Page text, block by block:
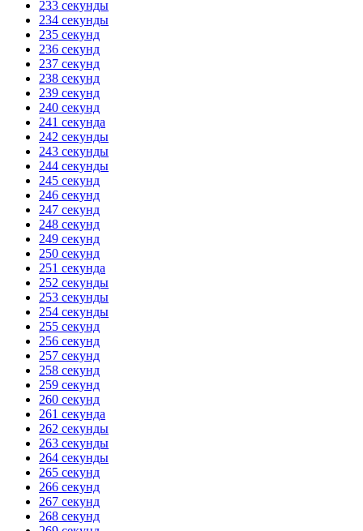
233 секунды
234 секунды
235 секунд
236 секунд
237 секунд
238 секунд
239 секунд
240 секунд
241 секунда
242 секунды
243 секунды
244 секунды
245 секунд
246 секунд
247 секунд
248 секунд
249 секунд
250 секунд
251 секунда
252 секунды
253 секунды
254 секунды
255 секунд
256 секунд
257 секунд
258 секунд
259 секунд
260 секунд
261 секунда
262 секунды
263 секунды
264 секунды
265 секунд
266 секунд
267 секунд
268 секунд